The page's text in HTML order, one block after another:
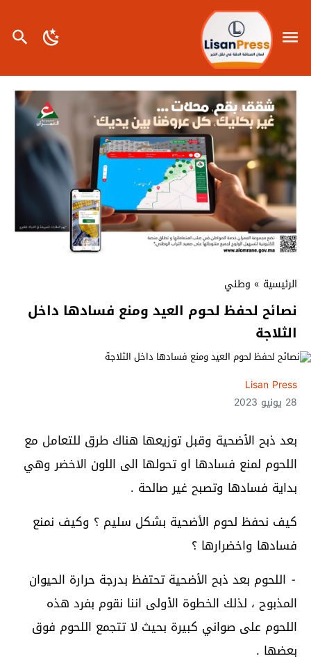
الرئيسية » وطني
نصائح لحفظ لحوم العيد ومنع فسادها داخل
الثلاجة
Lisan Press
28 يونيو 2023
بعد ذبح الأضحية وقبل توزيعها هناك طرق للتعامل مع
اللحوم لمنع فسادها او تحولها الى اللون الاخضر وهي
بداية فسادها وتصبح غير صالحة .
كيف نحفظ لحوم الأضحية بشكل سليم ؟ وكيف نمنع
فسادها واخضرارها ؟
⁃ اللحوم بعد ذبح الأضحية تحتفظ بدرجة حرارة الحيوان
المذبوح ، لذلك الخطوة الأولى اننا نقوم بفرد هذه
اللحوم على صواني كبيرة بحيث لا تتجمع اللحوم فوق
بعضها .